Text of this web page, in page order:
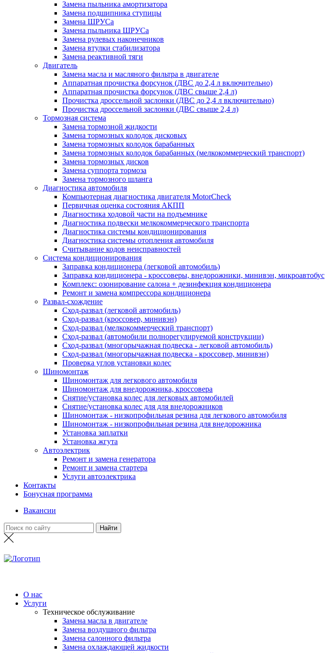
Замена пыльника амортизатора
Замена подшипника ступицы
Замена ШРУСа
Замена пыльника ШРУСа
Замена рулевых наконечников
Замена втулки стабилизатора
Замена реактивной тяги
Двигатель
Замена масла и масляного фильтра в двигателе
Аппаратная прочистка форсунок (ДВС до 2,4 л включительно)
Аппаратная прочистка форсунок (ДВС свыше 2,4 л)
Прочистка дроссельной заслонки (ДВС до 2,4 л включительно)
Прочистка дроссельной заслонки (ДВС свыше 2,4 л)
Тормозная система
Замена тормозной жидкости
Замена тормозных колодок дисковых
Замена тормозных колодок барабанных
Замена тормозных колодок барабанных (мелкокоммерческий транспорт)
Замена тормозных дисков
Замена суппорта тормоза
Замена тормозного шланга
Диагностика автомобиля
Компьютерная диагностика двигателя MotorCheсk
Первичная оценка состояния АКПП
Диагностика ходовой части на подъемнике
Диагностика подвески мелкокоммерческого транспорта
Диагностика системы кондиционирования
Диагностика системы отопления автомобиля
Считывание кодов неисправностей
Система кондиционирования
Заправка кондиционера (легковой автомобиль)
Заправка кондиционера - кроссоверы, внедорожники, минивэн, микроавтобус
Комплекс: озонирование салона + дезинфекция кондиционера
Ремонт и замена компрессора кондиционера
Развал-схождение
Сход-развал (легковой автомобиль)
Сход-развал (кроссовер, минивэн)
Сход-развал (мелкокоммерческий транспорт)
Сход-развал (автомобили полнорегулируемой конструкции)
Сход-развал (многорычажная подвеска - легковой автомобиль)
Сход-развал (многорычажная подвеска - кроссовер, минивэн)
Проверка углов установки колес
Шиномонтаж
Шиномонтаж для легкового автомобиля
Шиномонтаж для внедорожника, кроссовера
Снятие/установка колес для легковых автомобилей
Снятие/установка колес для для внедорожников
Шиномонтаж - низкопрофильная резина для легкового автомобиля
Шиномонтаж - низкопрофильная резина для внедорожника
Установка заплатки
Установка жгута
Автоэлектрик
Ремонт и замена генератора
Ремонт и замена стартера
Услуги автоэлектрика
Контакты
Бонусная программа
Вакансии
О нас
Услуги
Техническое обслуживание
Замена масла в двигателе
Замена воздушного фильтра
Замена салонного фильтра
Замена охлаждающей жидкости